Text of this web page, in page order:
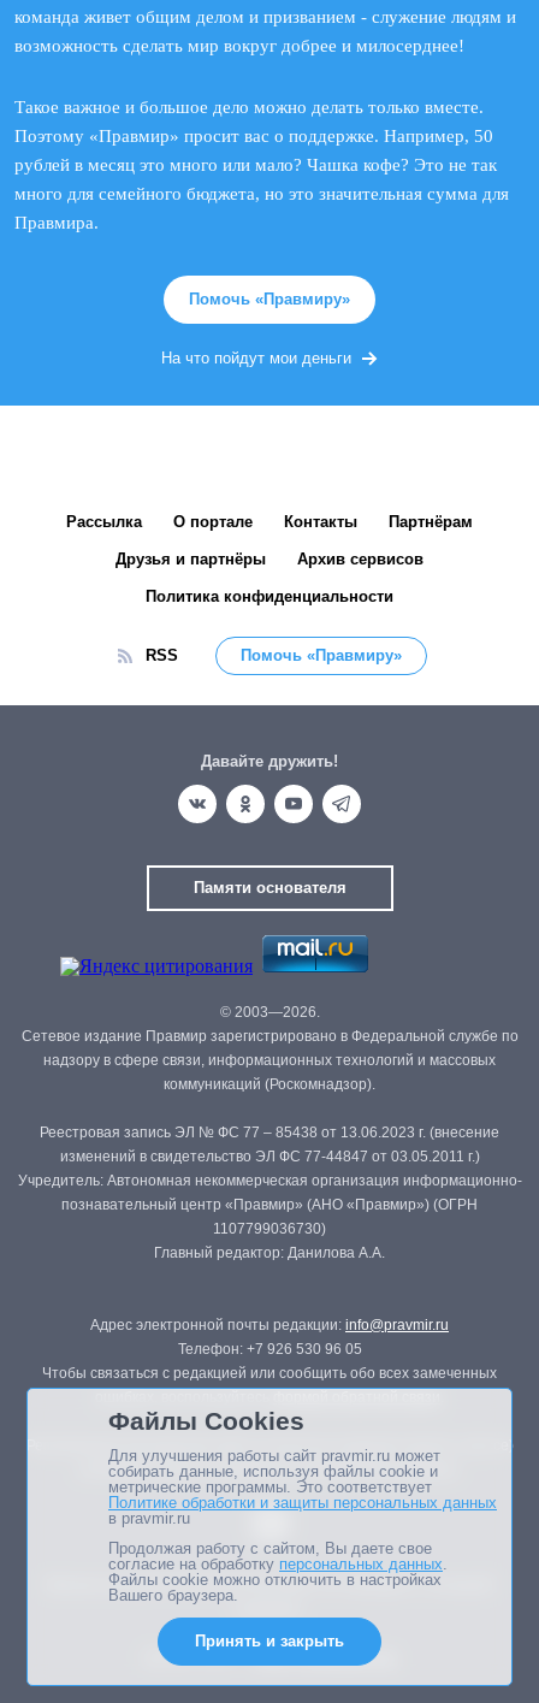
команда живет общим делом и призванием - служение людям и
возможность сделать мир вокруг добрее и милосерднее!
Такое важное и большое дело можно делать только вместе.
Поэтому «Правмир» просит вас о поддержке. Например, 50
рублей в месяц это много или мало? Чашка кофе? Это не так
много для семейного бюджета, но это значительная сумма для
Правмира.
Помочь «Правмиру»
На что пойдут мои деньги
Рассылка О портале Контакты Партнёрам
Друзья и партнёры Архив сервисов
Политика конфиденциальности
RSS Помочь «Правмиру»
Давайте дружить!
Памяти основателя
© 2003—2026.
Сетевое издание Правмир зарегистрировано в Федеральной службе по
надзору в сфере связи, информационных технологий и массовых
коммуникаций (Роскомнадзор).
Реестровая запись ЭЛ № ФС 77 – 85438 от 13.06.2023 г. (внесение
изменений в свидетельство ЭЛ ФС 77-44847 от 03.05.2011 г.)
Учредитель: Автономная некоммерческая организация информационно-
познавательный центр «Правмир» (АНО «Правмир») (ОГРН
1107799036730)
Главный редактор: Данилова А.А.
Адрес электронной почты редакции: info@pravmir.ru
Телефон: +7 926 530 96 05
Чтобы связаться с редакцией или сообщить обо всех замеченных
Републикация материалов сайта в печатных изданиях (книгах, прессе)
возможна только с письменного разрешения редакции.
Мнение авторов статей портала может не совпадать с позицией
Дизайн сайта -
Файлы Cookies
Для улучшения работы сайт pravmir.ru может
собирать данные, используя файлы cookie и
метрические программы. Это соответствует
Политике обработки и защиты персональных данных
в pravmir.ru
Продолжая работу с сайтом, Вы даете свое
согласие на обработку персональных данных.
Файлы cookie можно отключить в настройках
Вашего браузера.
Принять и закрыть